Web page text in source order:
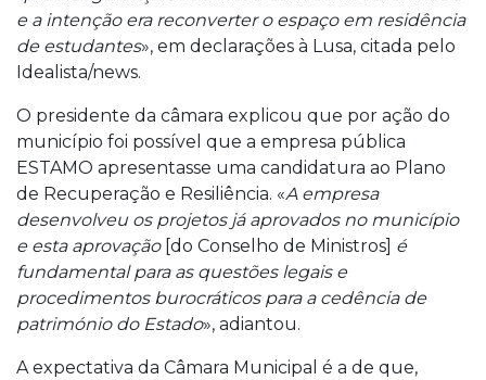
e a intenção era reconverter o espaço em residência
de estudantes», em declarações à Lusa, citada pelo
Idealista/news.
O presidente da câmara explicou que por ação do
município foi possível que a empresa pública
ESTAMO apresentasse uma candidatura ao Plano
de Recuperação e Resiliência. «A empresa
desenvolveu os projetos já aprovados no município
e esta aprovação [do Conselho de Ministros] é
fundamental para as questões legais e
procedimentos burocráticos para a cedência de
património do Estado», adiantou.
A expectativa da Câmara Municipal é a de que,